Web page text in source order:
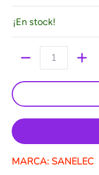
¡En stock!
MARCA: SANELEC